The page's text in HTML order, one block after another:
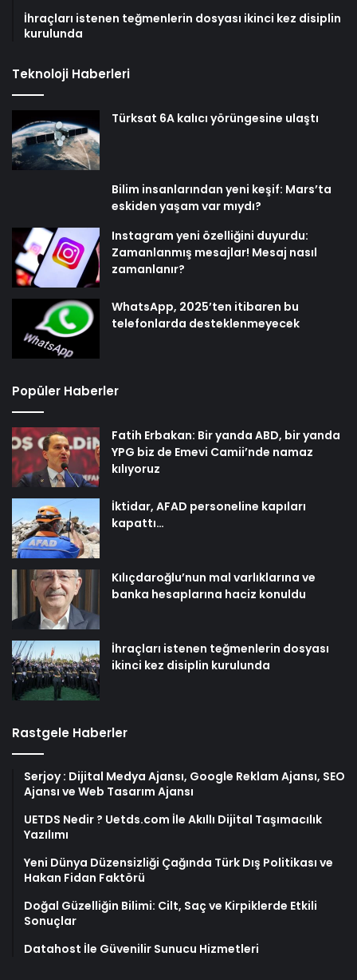
İhraçları istenen teğmenlerin dosyası ikinci kez disiplin
kurulunda
Teknoloji Haberleri
Türksat 6A kalıcı yörüngesine ulaştı
Bilim insanlarından yeni keşif: Mars’ta
eskiden yaşam var mıydı?
Instagram yeni özelliğini duyurdu:
Zamanlanmış mesajlar! Mesaj nasıl
zamanlanır?
WhatsApp, 2025’ten itibaren bu
telefonlarda desteklenmeyecek
Popüler Haberler
Fatih Erbakan: Bir yanda ABD, bir yanda
YPG biz de Emevi Camii’nde namaz
kılıyoruz
İktidar, AFAD personeline kapıları
kapattı…
Kılıçdaroğlu’nun mal varlıklarına ve
banka hesaplarına haciz konuldu
İhraçları istenen teğmenlerin dosyası
ikinci kez disiplin kurulunda
Rastgele Haberler
Serjoy : Dijital Medya Ajansı, Google Reklam Ajansı, SEO
Ajansı ve Web Tasarım Ajansı
UETDS Nedir ? Uetds.com İle Akıllı Dijital Taşımacılık
Yazılımı
Yeni Dünya Düzensizliği Çağında Türk Dış Politikası ve
Hakan Fidan Faktörü
Doğal Güzelliğin Bilimi: Cilt, Saç ve Kirpiklerde Etkili
Sonuçlar
Datahost İle Güvenilir Sunucu Hizmetleri